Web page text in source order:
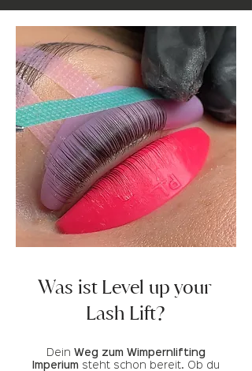
Was ist Level up your
Lash Lift?
Dein Weg zum Wimpernlifting
Imperium steht schon bereit. Ob du